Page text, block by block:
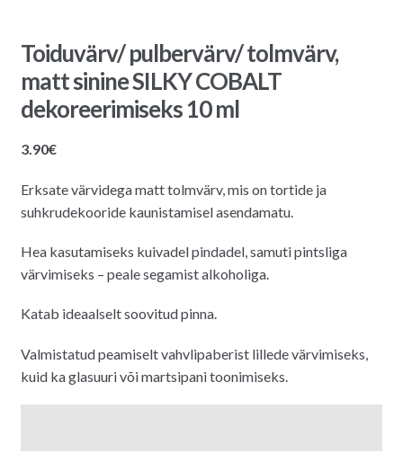
Toiduvärv/ pulbervärv/ tolmvärv,
matt sinine SILKY COBALT
dekoreerimiseks 10 ml
3.90€
Erksate värvidega matt tolmvärv, mis on tortide ja
suhkrudekooride kaunistamisel asendamatu.
Hea kasutamiseks kuivadel pindadel, samuti pintsliga
värvimiseks – peale segamist alkoholiga.
Katab ideaalselt soovitud pinna.
Valmistatud peamiselt vahvlipaberist lillede värvimiseks,
kuid ka glasuuri või martsipani toonimiseks.